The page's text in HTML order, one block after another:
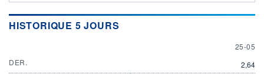
HISTORIQUE 5 JOURS
25 MAY
25-05
DER.
2,64